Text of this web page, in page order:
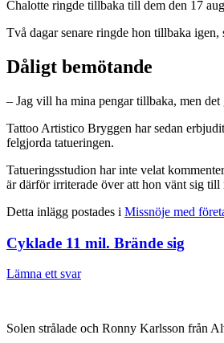
Chalotte ringde tillbaka till dem den 17
Två dagar senare ringde hon tillbaka
Dåligt bemötande
– Jag vill ha mina pengar tillbaka, men
Tattoo Artistico Bryggen har sedan
felgjorda tatueringen.
Tatueringsstudion har inte velat
är därför irriterade över att hon vänt sig till
Detta inlägg postades i Missnöje med
Cyklade 11 mil. Brände sig
Lämna ett svar
Solen strålade och Ronny Karlsson från